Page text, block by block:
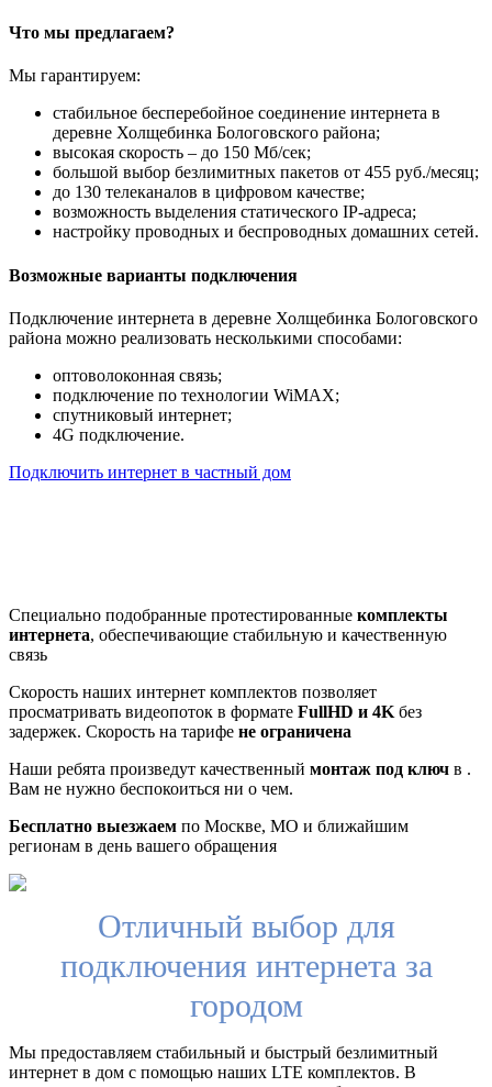
Что мы предлагаем?
Мы гарантируем:
стабильное бесперебойное соединение интернета в
деревне Холщебинка Бологовского района;
высокая скорость – до 150 Мб/сек;
большой выбор безлимитных пакетов от 455 руб./месяц;
до 130 телеканалов в цифровом качестве;
возможность выделения статического IP-адреса;
настройку проводных и беспроводных домашних сетей.
Возможные варианты подключения
Подключение интернета в деревне Холщебинка Бологовского
района можно реализовать несколькими способами:
оптоволоконная связь;
подключение по технологии WiMAX;
спутниковый интернет;
4G подключение.
Подключить интернет в частный дом
Специально подобранные протестированные комплекты
интернета, обеспечивающие стабильную и качественную
связь
Скорость наших интернет комплектов позволяет
просматривать видеопоток в формате FullHD и 4K без
задержек. Скорость на тарифе не ограничена
Наши ребята произведут качественный монтаж под ключ в .
Вам не нужно беспокоиться ни о чем.
Бесплатно выезжаем по Москве, МО и ближайшим
регионам в день вашего обращения
Отличный выбор для
подключения интернета за
городом
Мы предоставляем стабильный и быстрый безлимитный
интернет в дом с помощью наших LTE комплектов. В